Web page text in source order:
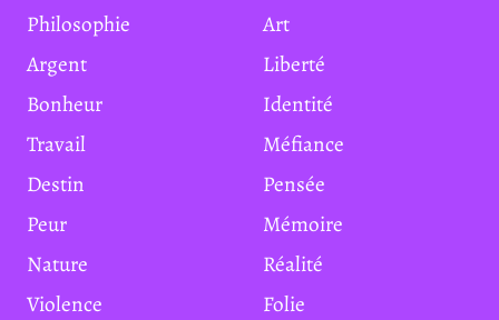
Philosophie
Art
Argent
Liberté
Bonheur
Identité
Travail
Méfiance
Destin
Pensée
Peur
Mémoire
Nature
Réalité
Violence
Folie